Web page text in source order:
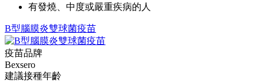
有發燒、中度或嚴重疾病的人
B型腦膜炎雙球菌疫苗
疫苗品牌
Bexsero
建議接種年齡